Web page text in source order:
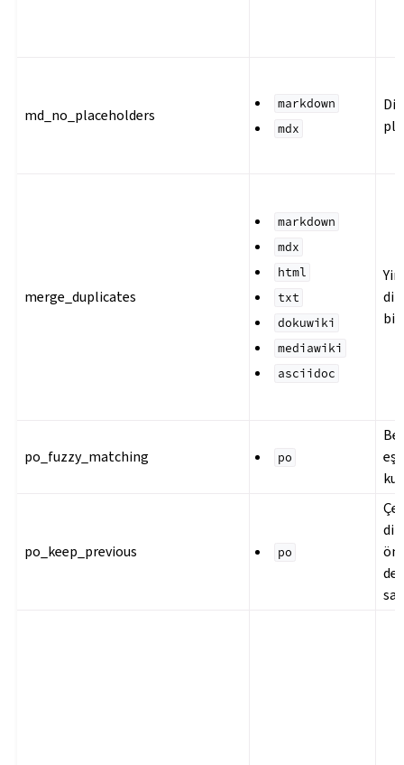
md_no_placeholders
markdown
mdx
merge_duplicates
markdown
mdx
html
txt
dokuwiki
mediawiki
asciidoc
po_fuzzy_matching po
po_keep_previous po